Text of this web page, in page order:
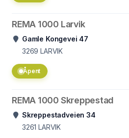
REMA 1000 Larvik
Gamle Kongevei 47
3269 LARVIK
Åpent
REMA 1000 Skreppestad
Skreppestadveien 34
3261 LARVIK